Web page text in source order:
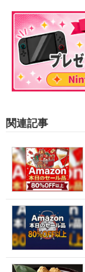
関連記事